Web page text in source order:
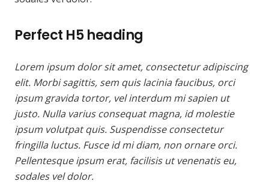
Perfect H5 heading
Lorem ipsum dolor sit amet, consectetur adipiscing
elit. Morbi sagittis, sem quis lacinia faucibus, orci
ipsum gravida tortor, vel interdum mi sapien ut
justo. Nulla varius consequat magna, id molestie
ipsum volutpat quis. Suspendisse consectetur
fringilla luctus. Fusce id mi diam, non ornare orci.
Pellentesque ipsum erat, facilisis ut venenatis eu,
sodales vel dolor.